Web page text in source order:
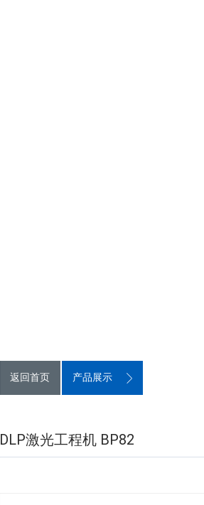
返回首页 产品展示
DLP激光工程机 BP82